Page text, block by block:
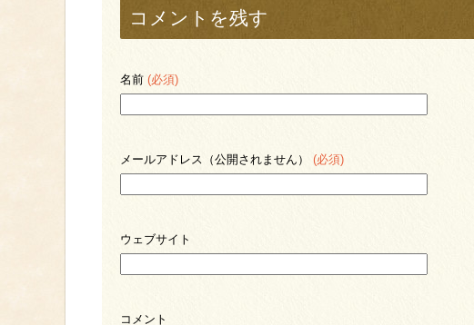
コメントを残す
名前 (必須)
メールアドレス（公開されません） (必須)
ウェブサイト
コメント